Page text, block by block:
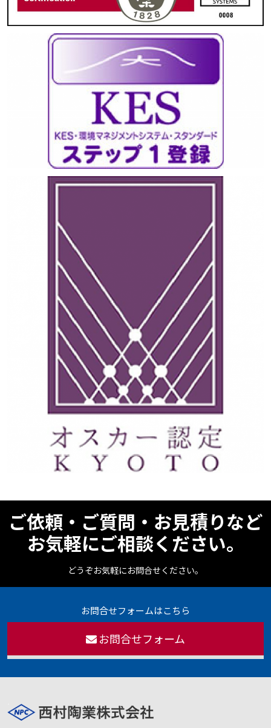
ご依頼・ご質問・お見積りなど
お気軽にご相談ください。
どうぞお気軽にお問合せください。
お問合せフォームはこちら
お問合せフォーム